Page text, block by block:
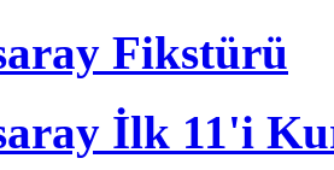
Fikstürü
İlk 11'i